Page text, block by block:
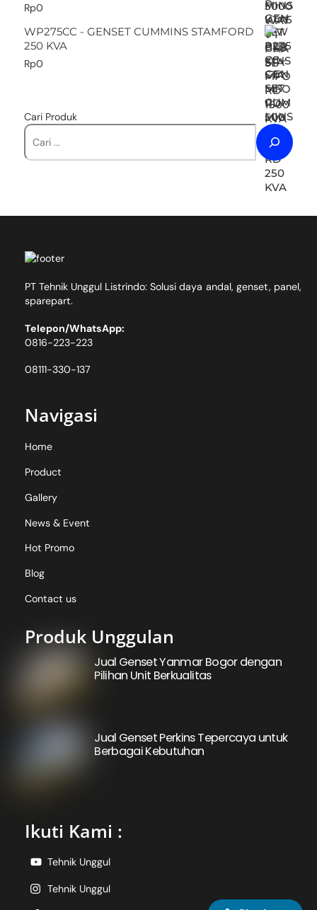
Rp0
WP275CC - GENSET CUMMINS STAMFORD
250 KVA
Rp0
Cari Produk
PT Tehnik Unggul Listrindo: Solusi daya andal, genset, panel,
sparepart.
Telepon/WhatsApp:
0816-223-223
08111-330-137
Navigasi
Home
Product
Gallery
News & Event
Hot Promo
Blog
Contact us
Produk Unggulan
Jual Genset Yanmar Bogor dengan
Pilihan Unit Berkualitas
Jual Genset Perkins Tepercaya untuk
Berbagai Kebutuhan
Ikuti Kami :
Tehnik Unggul
Tehnik Unggul